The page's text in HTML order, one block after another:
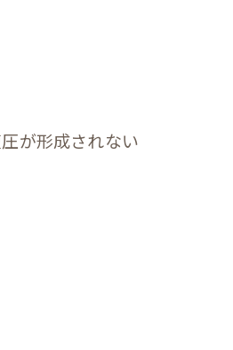
が形成されない